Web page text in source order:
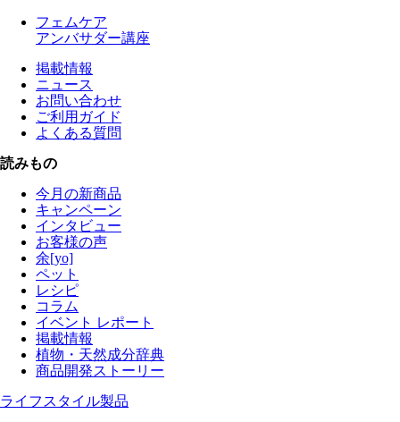
フェムケア
アンバサダー講座
掲載情報
ニュース
お問い合わせ
ご利用ガイド
よくある質問
読みもの
今月の新商品
キャンペーン
インタビュー
お客様の声
余[yo]
ペット
レシピ
コラム
イベント レポート
掲載情報
植物・天然成分辞典
商品開発ストーリー
ライフスタイル製品